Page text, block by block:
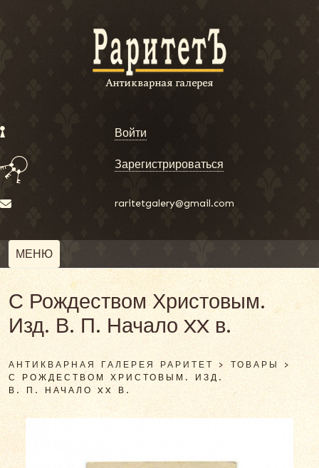
Войти
Зарегистрироваться
raritetgalery@gmail.com
МЕНЮ
С Рождеством Христовым.
Изд. В. П. Начало XX в.
АНТИКВАРНАЯ ГАЛЕРЕЯ РАРИТЕТ > ТОВАРЫ >
С РОЖДЕСТВОМ ХРИСТОВЫМ. ИЗД.
В. П. НАЧАЛО XX В.